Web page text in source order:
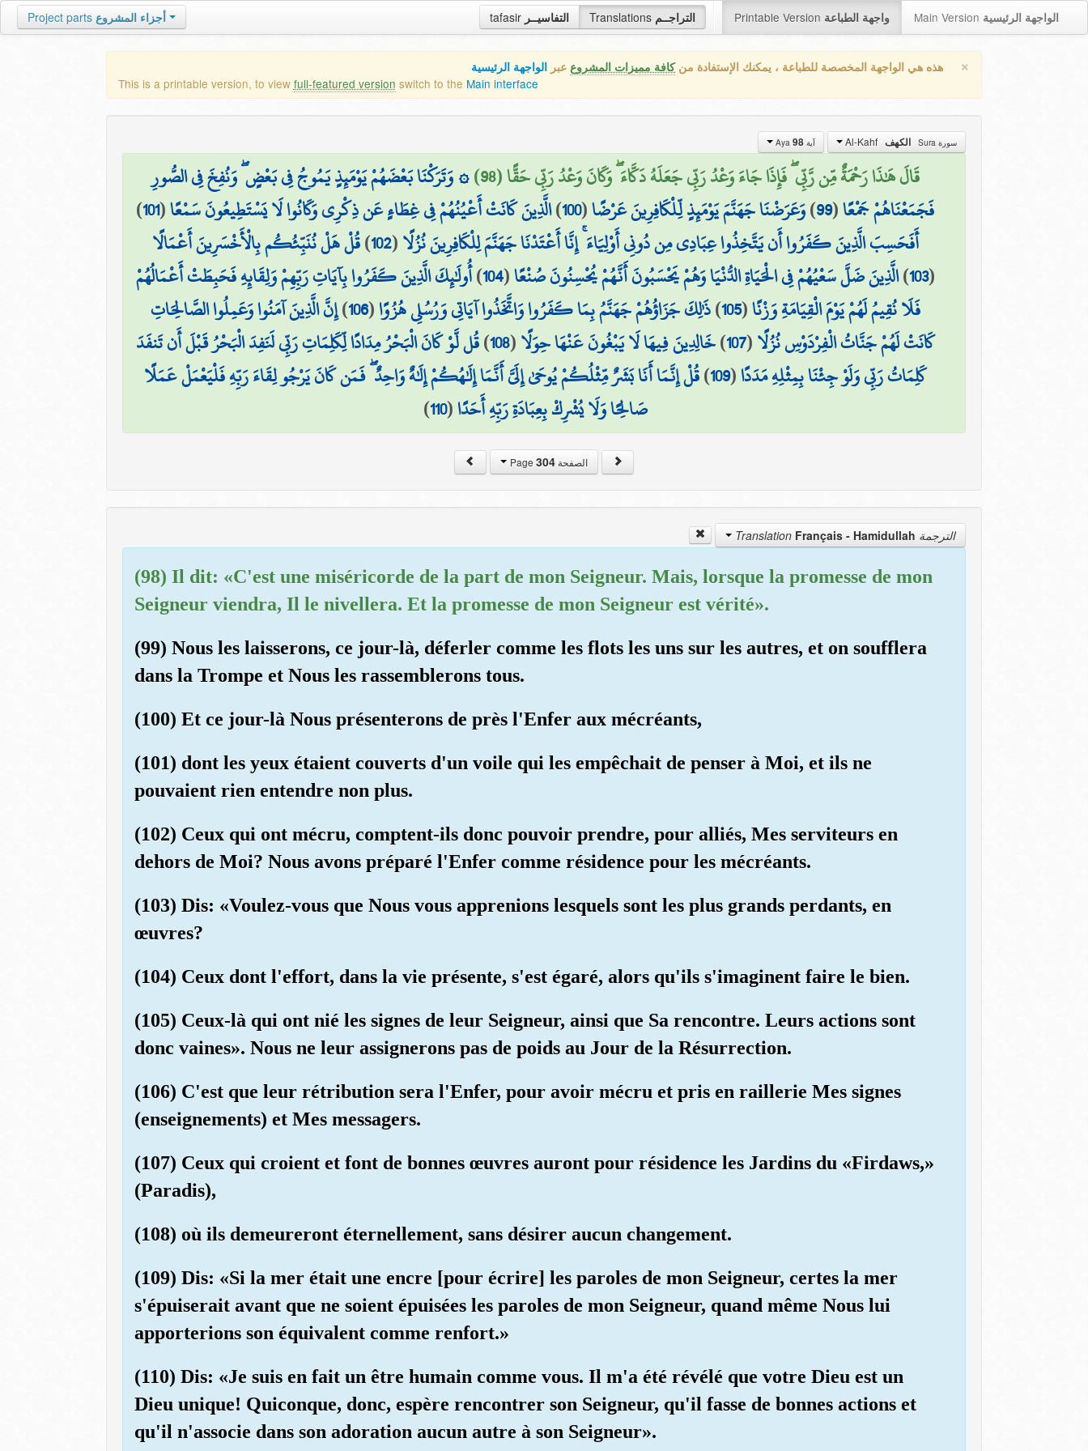
tafasir التفاسيــر Translations التراجــم Printable Version واجهة الطباعة Main Version الواجهة الرئيسية Project parts أجزاء المشروع
× هذه هي الواجهة المخصصة للطباعة ، يمكنك الإستفادة منكافة مميزات المشروع عبر الواجهة الرئيسية
This is a printable version, to view full-featured version switch to the Main interface
سورة Sura الكهف آية Aya 98
قَالَ هَٰذَا رَحْمَةٌ مِّن رَّبِّي ۖ فَإِذَا جَاءَ وَعْدُ رَبِّي جَعَلَهُ دَكَّاءَ ۖ وَكَانَ وَعْدُ رَبِّي حَقًّا (98)
۞ وَتَرَكْنَا بَعْضَهُمْ يَوْمَئِذٍ يَمُوجُ فِي بَعْضٍ ۖ وَنُفِخَ فِي الصُّورِ
فَجَمَعْنَاهُمْ جَمْعًا(
99
)وَعَرَضْنَا جَهَنَّمَ يَوْمَئِذٍ لِّلْكَافِرِينَ عَرْضًا(
100
)الَّذِينَ كَانَتْ أَعْيُنُهُمْ فِي غِطَاءٍ عَن ذِكْرِي وَكَانُوا لَا يَسْتَطِيعُونَ سَمْعًا(
101
)
أَفَحَسِبَ الَّذِينَ كَفَرُوا أَن يَتَّخِذُوا عِبَادِي مِن دُونِي أَوْلِيَاءَ ۚ إِنَّا أَعْتَدْنَا جَهَنَّمَ لِلْكَافِرِينَ نُزُلًا(
102
)قُلْ هَلْ نُنَبِّئُكُم بِالْأَخْسَرِينَ أَعْمَالًا
(
103
)الَّذِينَ ضَلَّ سَعْيُهُمْ فِي الْحَيَاةِ الدُّنْيَا وَهُمْ يَحْسَبُونَ أَنَّهُمْ يُحْسِنُونَ صُنْعًا(
104
)أُولَٰئِكَ الَّذِينَ كَفَرُوا بِآيَاتِ رَبِّهِمْ وَلِقَائِهِ فَحَبِطَتْ أَعْمَالُهُمْ
فَلَا نُقِيمُ لَهُمْ يَوْمَ الْقِيَامَةِ وَزْنًا(
105
)ذَٰلِكَ جَزَاؤُهُمْ جَهَنَّمُ بِمَا كَفَرُوا وَاتَّخَذُوا آيَاتِي وَرُسُلِي هُزُوًا(
106
)إِنَّ الَّذِينَ آمَنُوا وَعَمِلُوا الصَّالِحَاتِ
كَانَتْ لَهُمْ جَنَّاتُ الْفِرْدَوْسِ نُزُلًا(
107
)خَالِدِينَ فِيهَا لَا يَبْغُونَ عَنْهَا حِوَلًا(
108
)قُل لَّوْ كَانَ الْبَحْرُ مِدَادًا لِّكَلِمَاتِ رَبِّي لَنَفِدَ الْبَحْرُ قَبْلَ أَن تَنفَدَ
كَلِمَاتُ رَبِّي وَلَوْ جِئْنَا بِمِثْلِهِ مَدَدًا(
109
)قُلْ إِنَّمَا أَنَا بَشَرٌ مِّثْلُكُمْ يُوحَىٰ إِلَيَّ أَنَّمَا إِلَٰهُكُمْ إِلَٰهٌ وَاحِدٌ ۖ فَمَن كَانَ يَرْجُو لِقَاءَ رَبِّهِ فَلْيَعْمَلْ عَمَلًا
صَالِحًا وَلَا يُشْرِكْ بِعِبَادَةِ رَبِّهِ أَحَدًا(
110
)
الصفحة Page304
الترجمة Translation Français - Hamidullah
(98) Il dit: «C'est une miséricorde de la part de mon Seigneur. Mais, lorsque la promesse de mon
Seigneur viendra, Il le nivellera. Et la promesse de mon Seigneur est vérité».
(99) Nous les laisserons, ce jour-là, déferler comme les flots les uns sur les autres, et on soufflera
dans la Trompe et Nous les rassemblerons tous.
(100) Et ce jour-là Nous présenterons de près l'Enfer aux mécréants,
(101) dont les yeux étaient couverts d'un voile qui les empêchait de penser à Moi, et ils ne
pouvaient rien entendre non plus.
(102) Ceux qui ont mécru, comptent-ils donc pouvoir prendre, pour alliés, Mes serviteurs en
dehors de Moi? Nous avons préparé l'Enfer comme résidence pour les mécréants.
(103) Dis: «Voulez-vous que Nous vous apprenions lesquels sont les plus grands perdants, en
œuvres?
(104) Ceux dont l'effort, dans la vie présente, s'est égaré, alors qu'ils s'imaginent faire le bien.
(105) Ceux-là qui ont nié les signes de leur Seigneur, ainsi que Sa rencontre. Leurs actions sont
donc vaines». Nous ne leur assignerons pas de poids au Jour de la Résurrection.
(106) C'est que leur rétribution sera l'Enfer, pour avoir mécru et pris en raillerie Mes signes
(enseignements) et Mes messagers.
(107) Ceux qui croient et font de bonnes œuvres auront pour résidence les Jardins du «Firdaws,»
(Paradis),
(108) où ils demeureront éternellement, sans désirer aucun changement.
(109) Dis: «Si la mer était une encre [pour écrire] les paroles de mon Seigneur, certes la mer
s'épuiserait avant que ne soient épuisées les paroles de mon Seigneur, quand même Nous lui
apporterions son équivalent comme renfort.»
(110) Dis: «Je suis en fait un être humain comme vous. Il m'a été révélé que votre Dieu est un
Dieu unique! Quiconque, donc, espère rencontrer son Seigneur, qu'il fasse de bonnes actions et
qu'il n'associe dans son adoration aucun autre à son Seigneur».